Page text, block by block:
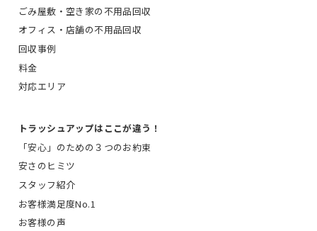
ごみ屋敷・空き家の不用品回収
オフィス・店舗の不用品回収
回収事例
料金
対応エリア
トラッシュアップはここが違う！
「安心」のための３つのお約束
安さのヒミツ
スタッフ紹介
お客様満足度No.1
お客様の声